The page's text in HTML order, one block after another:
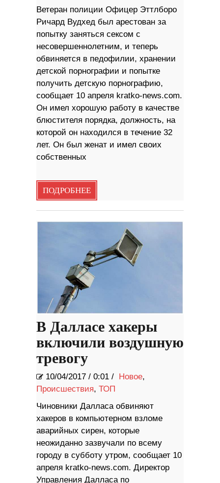
Ветеран полиции Офицер Эттлборо
Ричард Вудхед был арестован за
попытку заняться сексом с
несовершеннолетним, и теперь
обвиняется в педофилии, хранении
детской порнографии и попытке
получить детскую порнографию,
сообщает 10 апреля kratko-news.com.
Он имел хорошую работу в качестве
блюстителя порядка, должность, на
которой он находился в течение 32
лет. Он был женат и имел своих
собственных
ПОДРОБНЕЕ
В Далласе хакеры
включили воздушную
тревогу
10/04/2017 / 0:01 / Новое,
Происшествия, ТОП
Чиновники Далласа обвиняют
хакеров в компьютерном взломе
аварийных сирен, которые
неожиданно зазвучали по всему
городу в субботу утром, сообщает 10
апреля kratko-news.com. Директор
Управления Далласа по